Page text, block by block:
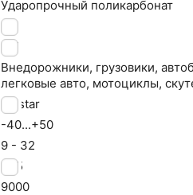
Ударопрочный поликарбонат
3
120
Внедорожники, грузовики,
легковые авто, мотоциклы,
Epistar
-40...+50
9 - 32
21,5
9000